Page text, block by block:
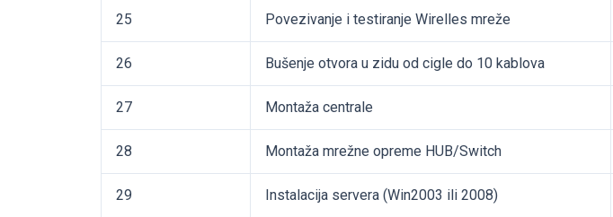
25 Povezivanje i testiranje Wirelles mreže
26 Bušenje otvora u zidu od cigle do 10 kablova
27 Montaža centrale
28 Montaža mrežne opreme HUB/Switch
29 Instalacija servera (Win2003 ili 2008)